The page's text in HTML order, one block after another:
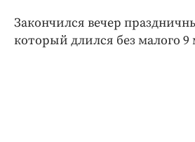
Закончился вечер
который длился без малого 9